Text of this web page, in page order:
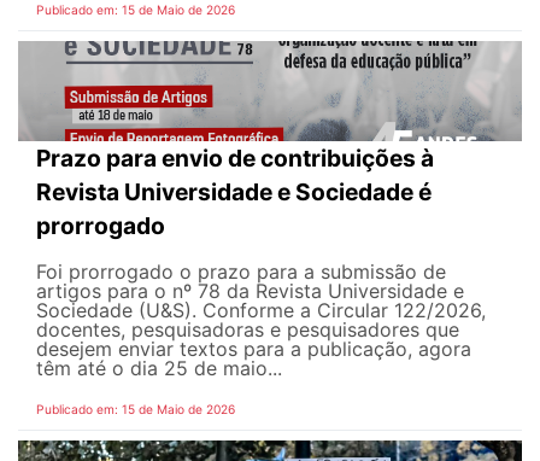
Publicado em: 15 de Maio de 2026
Prazo para envio de contribuições à
Revista Universidade e Sociedade é
prorrogado
Foi prorrogado o prazo para a submissão de
artigos para o nº 78 da Revista Universidade e
Sociedade (U&S). Conforme a Circular 122/2026,
docentes, pesquisadoras e pesquisadores que
desejem enviar textos para a publicação, agora
têm até o dia 25 de maio...
Publicado em: 15 de Maio de 2026